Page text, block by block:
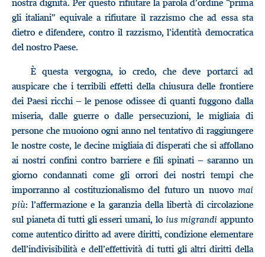
nostra dignità. Per questo rifiutare la parola d’ordine “prima
gli italiani” equivale a rifiutare il razzismo che ad essa sta
dietro e difendere, contro il razzismo, l’identità democratica
del nostro Paese.
È questa vergogna, io credo, che deve portarci ad
auspicare che i terribili effetti della chiusura delle frontiere
dei Paesi ricchi – le penose odissee di quanti fuggono dalla
miseria, dalle guerre o dalle persecuzioni, le migliaia di
persone che muoiono ogni anno nel tentativo di raggiungere
le nostre coste, le decine migliaia di disperati che si affollano
ai nostri confini contro barriere e fili spinati – saranno un
giorno condannati come gli orrori dei nostri tempi che
imporranno al costituzionalismo del futuro un nuovo mai
più: l’affermazione e la garanzia della libertà di circolazione
sul pianeta di tutti gli esseri umani, lo ius migrandi appunto
come autentico diritto ad avere diritti, condizione elementare
dell’indivisibilità e dell’effettività di tutti gli altri diritti della